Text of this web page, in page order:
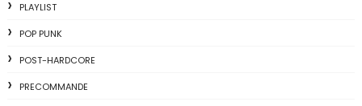
PLAYLIST
POP PUNK
POST-HARDCORE
PRECOMMANDE